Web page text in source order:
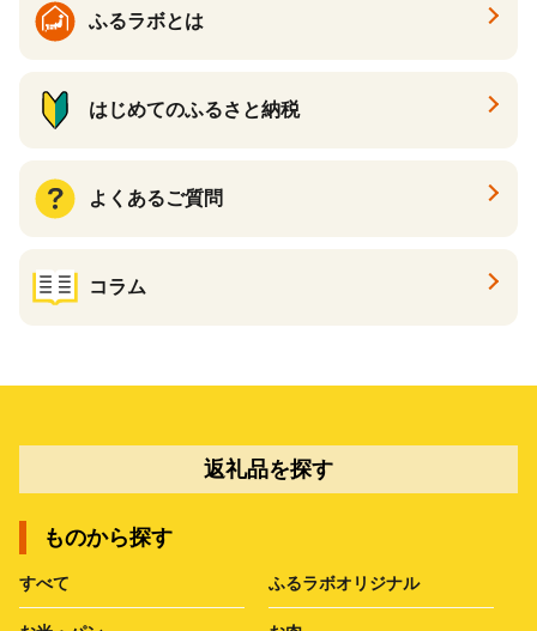
ふるラボとは
はじめてのふるさと納税
よくあるご質問
コラム
返礼品を探す
ものから探す
すべて ふるラボオリジナル